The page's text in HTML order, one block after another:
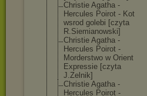
Christie Agatha -
Hercules Poirot - Kot
wsrod golebi [czyta
R.Siemianowski]
Christie Agatha -
Hercules Poirot -
Morderstwo w Orient
Expressie [czyta
J.Zelnik]
Christie Agatha -
Hercules Poirot -